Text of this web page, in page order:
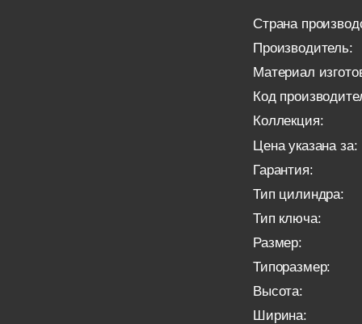
Страна
Производитель:
Материал
Код
Коллекция:
Цена указана за:
Гарантия:
Тип цилиндра:
Тип ключа:
Размер:
Типоразмер:
Высота:
Ширина: